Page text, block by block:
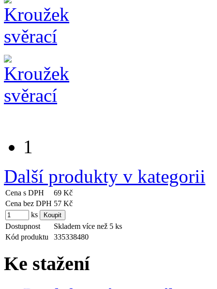
1
Další produkty v kategorii
Cena s DPH
69 Kč
Cena bez DPH 57 Kč
ks
Dostupnost
Skladem více než 5 ks
Kód produktu
335338480
Ke stažení